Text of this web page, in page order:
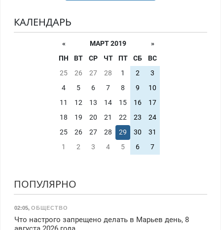
КАЛЕНДАРЬ
« МАРТ 2019
»
ПН
ВТ СР ЧТ ПТ СБ
ВС
25
26 27 28 1 2
3
4
5 6 7 8 9
10
11
12 13 14 15 16
17
18
19 20 21 22 23
24
25
26 27 28 29 30
31
1
2 3 4 5 6 7
ПОПУЛЯРНО
02:05, ОБЩЕСТВО
Что настрого запрещено делать в Марьев день, 8